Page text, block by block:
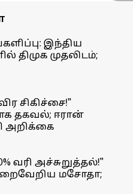
இந்திய
திமுக முதலிடம்;
சிகிச்சை!"
தகவல்; ஈரான்
அறிக்கை
வரி அச்சுறுத்தல்!"
மசோதா;